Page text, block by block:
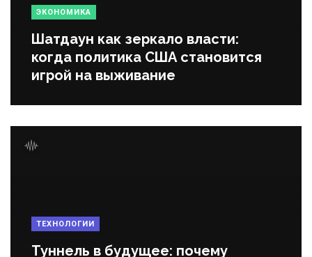
ЭКОНОМИКА
Шатдаун как зеркало власти:
когда политика США становится
игрой на выживание
ТЕХНОЛОГИИ
Туннель в будущее: почему